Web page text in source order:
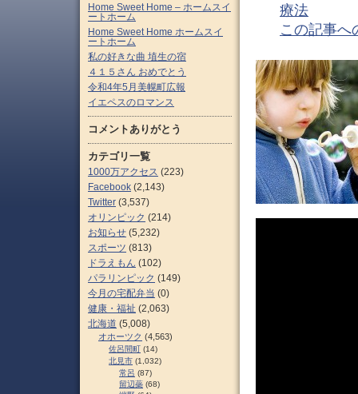
療法
この記事へ
Home Sweet Home – ホームスイ
ートホーム
Home Sweet Home ホームスイ
ートホーム
私の好きな曲 埴生の宿
４１５さん おめでとう
令和4年5月美幌町広報
イエペスのロマンス
コメントありがとう
カテゴリ一覧
1000万アクセス (223)
Facebook (2,143)
Twitter (3,537)
オリンピック (214)
お知らせ (5,232)
スポーツ (813)
ドラえもん (102)
パラリンピック (149)
今月の宅配弁当 (0)
健康・福祉 (2,063)
北海道 (5,008)
オホーツク (4,563)
佐呂間町 (14)
北見市 (1,032)
常呂 (87)
留辺蘂 (68)